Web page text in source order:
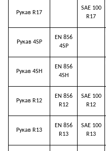
Рукав R17
SAE 100
R17
Рукав 4SP
EN 856
4SP
Рукав 4SH
EN 856
4SH
Рукав R12
EN 856
R12
SAE 100
R12
Рукав R13
EN 856
R13
SAE 100
R13